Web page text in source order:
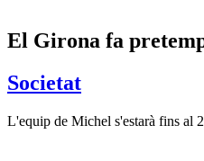
​El Girona fa
Societat
L'equip de Michel s'estarà fins al